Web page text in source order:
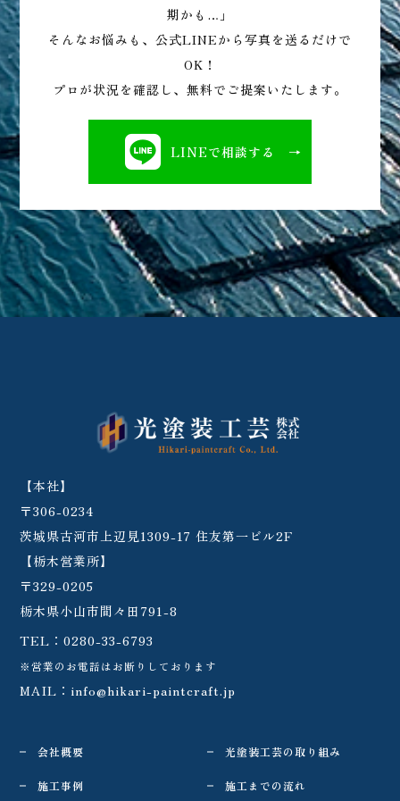
期かも…」
そんなお悩みも、公式LINEから写真を送るだけで
OK！
プロが状況を確認し、無料でご提案いたします。
LINEで相談する
【本社】
〒306-0234
茨城県古河市上辺見1309-17 住友第一ビル2F
【栃木営業所】
〒329-0205
栃木県小山市間々田791-8
TEL：0280-33-6793
※営業のお電話はお断りしております
MAIL： info@hikari-paintcraft.jp
会社概要 光塗装工芸の取り組み
施工事例 施工までの流れ